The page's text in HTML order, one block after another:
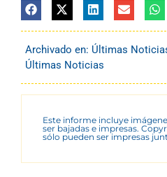
Archivado en: Últimas
Últimas Noticias
Este informe incluye
ser bajadas e impresas.
sólo pueden ser impresas